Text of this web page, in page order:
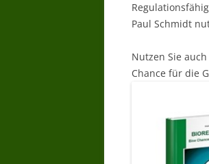
Paul Schmidt
Nutzen Sie
Chance für die